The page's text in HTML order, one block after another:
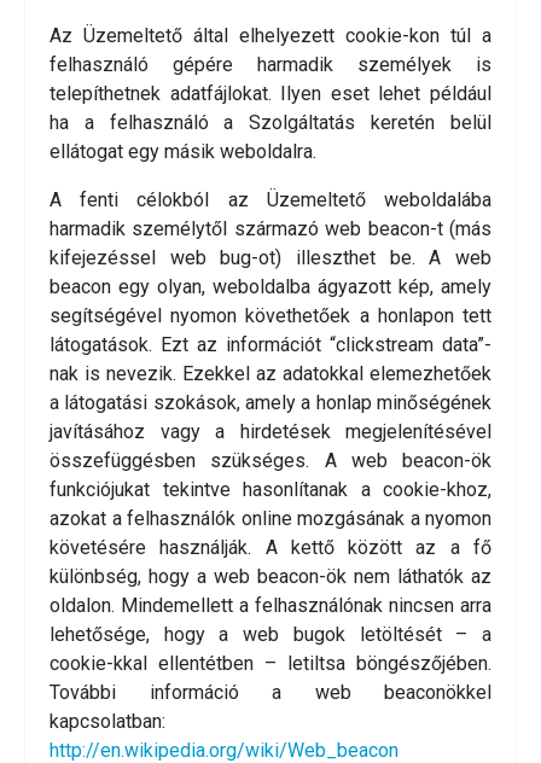
Az Üzemeltető által elhelyezett cookie-kon túl a
felhasználó gépére harmadik személyek is
telepíthetnek adatfájlokat. Ilyen eset lehet például
ha a felhasználó a Szolgáltatás keretén belül
ellátogat egy másik weboldalra.
A fenti célokból az Üzemeltető weboldalába
harmadik személytől származó web beacon-t (más
kifejezéssel web bug-ot) illeszthet be. A web
beacon egy olyan, weboldalba ágyazott kép, amely
segítségével nyomon követhetőek a honlapon tett
látogatások. Ezt az információt “clickstream data”-
nak is nevezik. Ezekkel az adatokkal elemezhetőek
a látogatási szokások, amely a honlap minőségének
javításához vagy a hirdetések megjelenítésével
összefüggésben szükséges. A web beacon-ök
funkciójukat tekintve hasonlítanak a cookie-khoz,
azokat a felhasználók online mozgásának a nyomon
követésére használják. A kettő között az a fő
különbség, hogy a web beacon-ök nem láthatók az
oldalon. Mindemellett a felhasználónak nincsen arra
lehetősége, hogy a web bugok letöltését – a
cookie-kkal ellentétben – letiltsa böngészőjében.
További információ a web beaconökkel
kapcsolatban:
http://en.wikipedia.org/wiki/Web_beacon